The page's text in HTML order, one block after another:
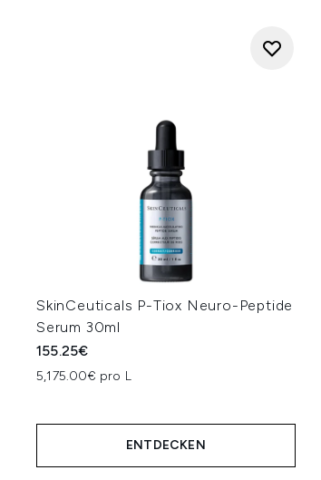
SkinCeuticals P-Tiox Neuro-Peptide
Serum 30ml
155.25€
5,175.00€ pro L
ENTDECKEN